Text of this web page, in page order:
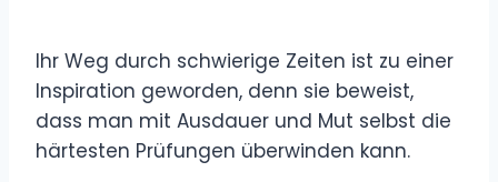
Ihr Weg durch schwierige Zeiten ist zu einer
Inspiration geworden, denn sie beweist,
dass man mit Ausdauer und Mut selbst die
härtesten Prüfungen überwinden kann.